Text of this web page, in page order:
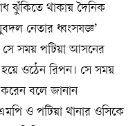
ঝুঁকিতে থাকায় দৈনিক
নেতার ধ্বংসযজ্ঞ’
সে সময় পটিয়া আসনের
হয়ে ওঠেন রিপন। সে সময়
করেন বলে জানান
ও পটিয়া থানার ওসিকে